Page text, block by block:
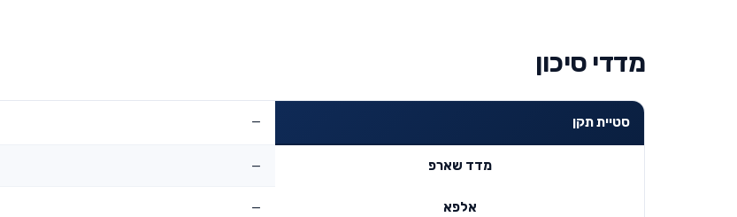
מדדי סיכון
סטיית תקן —
מדד שארפ —
אלפא —